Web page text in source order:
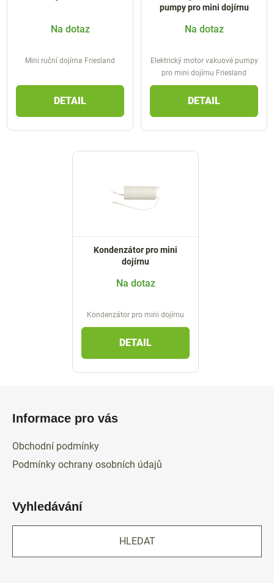
Na dotaz
DETAIL
Mini ruční dojírna Friesland
pumpy pro mini dojírnu
Na dotaz
DETAIL
Elektrický motor vakuové pumpy
pro mini dojírnu Friesland
Kondenzátor pro mini
dojírnu
Na dotaz
DETAIL
Kondenzátor pro mini dojírnu
Informace pro vás
Obchodní podmínky
Podmínky ochrany osobních údajů
Vyhledávání
HLEDAT